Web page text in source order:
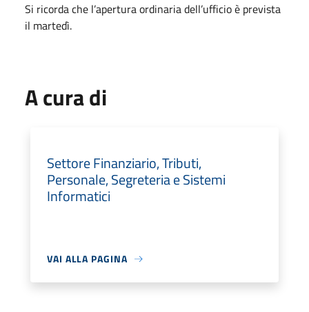
Si ricorda che l’apertura ordinaria dell’ufficio è prevista
il martedì.
A cura di
Settore Finanziario, Tributi,
Personale, Segreteria e Sistemi
Informatici
VAI ALLA PAGINA